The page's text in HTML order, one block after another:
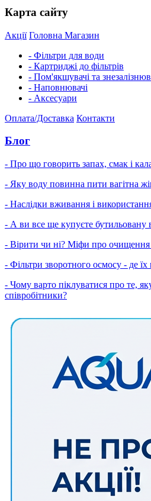
Карта сайту
Акції Головна Магазин
- Фільтри для води
- Картриджі до фільтрів
- Пом'якшувачі та
- Наповнювачі
- Аксесуари
Оплата/Доставка Контакти
Блог
- Про що говорить запах, смак і
- Яку воду повинна пити вагітна
- Наслідки вживання і
- А ви все ще купуєте бутильовану
- Вірити чи ні? Міфи про
- Фільтри зворотного осмосу - де
- Чому варто піклуватися про те,
співробітники?